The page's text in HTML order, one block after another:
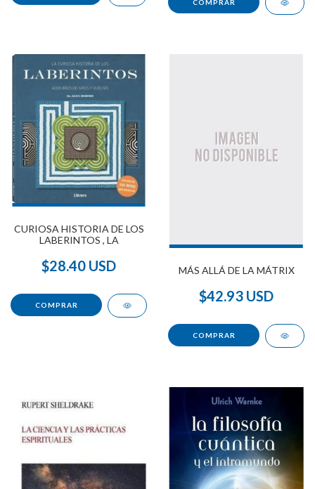
CURIOSA HISTORIA DE LOS
LABERINTOS , LA
$28.40 USD MÁS ALLÁ DE LA MÁTRIX
$42.93 USD